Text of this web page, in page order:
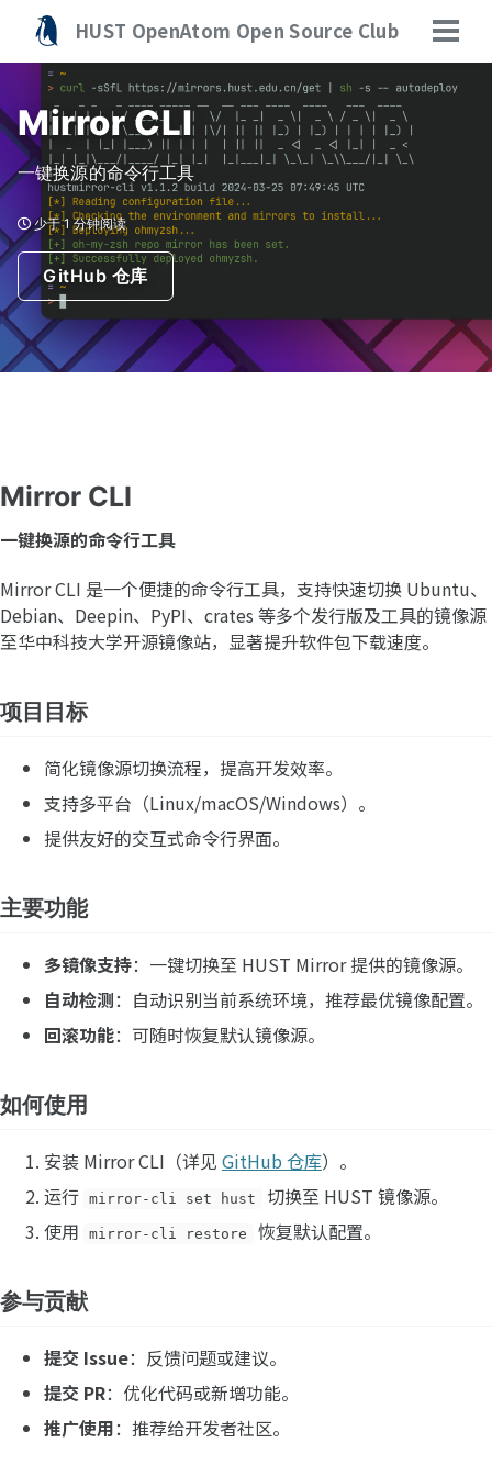
主
航
栏
内
底
HUST OpenAtom Open Source Club
切
换
菜
Mirror CLI
一键换源的命令行工具
少于 1 分钟阅读
GitHub 仓库
Mirror CLI
一键换源的命令行工具
Mirror CLI 是一个便捷的命令行工具，支持快速切换 Ubuntu、
Debian、Deepin、PyPI、crates 等多个发行版及工具的镜像源
至华中科技大学开源镜像站，显著提升软件包下载速度。
项目目标
简化镜像源切换流程，提高开发效率。
支持多平台（Linux/macOS/Windows）。
提供友好的交互式命令行界面。
主要功能
多镜像支持：一键切换至 HUST Mirror 提供的镜像源。
自动检测：自动识别当前系统环境，推荐最优镜像配置。
回滚功能：可随时恢复默认镜像源。
如何使用
安装 Mirror CLI（详见 GitHub 仓库）。
运行
mirror-cli set hust
切换至 HUST 镜像源。
使用
mirror-cli restore 恢复默认配置。
参与贡献
提交 Issue：反馈问题或建议。
提交 PR：优化代码或新增功能。
推广使用：推荐给开发者社区。